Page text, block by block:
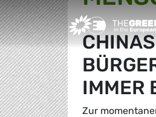
Greens/EFA Home
IMMER
Zur